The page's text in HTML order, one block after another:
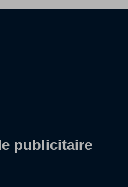
publicitaire